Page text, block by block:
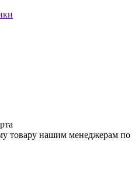
товару нашим менеджерам по